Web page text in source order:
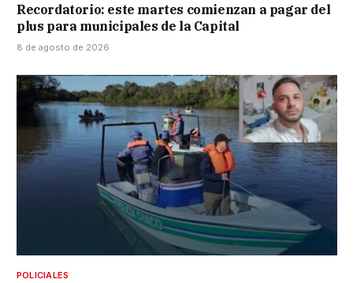
Recordatorio: este martes comienzan a pagar del
plus para municipales de la Capital
8 de agosto de 2026
POLICIALES